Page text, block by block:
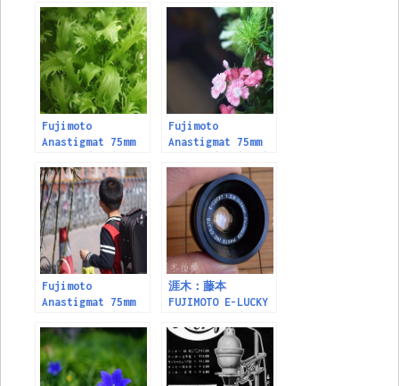
Fujimoto
Anastigmat 75mm
样片(三) ， Sony
A7转接实拍
Fujimoto
Anastigmat 75mm
(二) ， Sony A7转
接实拍
Fujimoto
Anastigmat 75mm
， Sony A7转接实
拍
涯木：藤本
FUJIMOTO E-LUCKY
头资料及样片